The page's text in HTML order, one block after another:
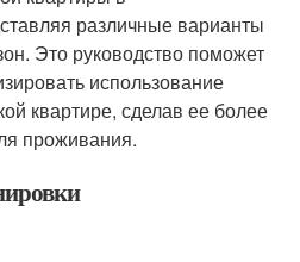
различные варианты
Это руководство поможет
использование
квартире, сделав ее более
проживания.